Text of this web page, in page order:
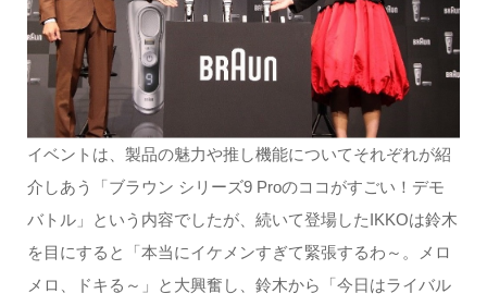
イベントは、製品の魅力や推し機能についてそれぞれが紹
介しあう「ブラウン シリーズ9 Proのココがすごい！デモ
バトル」という内容でしたが、続いて登場したIKKOは鈴木
を目にすると「本当にイケメンすぎて緊張するわ～。メロ
メロ、ドキる～」と大興奮し、鈴木から「今日はライバル